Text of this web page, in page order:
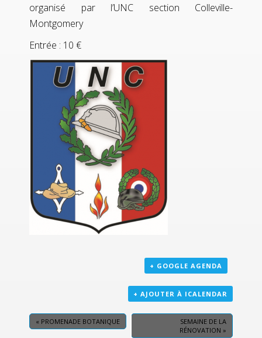
organisé par l’UNC section Colleville-
Montgomery
Entrée : 10 €
+ GOOGLE AGENDA
+ AJOUTER À ICALENDAR
« PROMENADE BOTANIQUE
SEMAINE DE LA
RÉNOVATION »